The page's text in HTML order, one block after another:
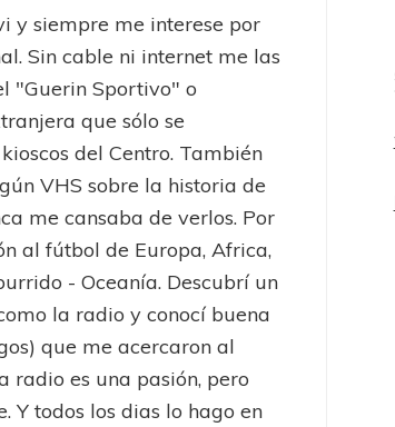
y siempre me interese por
Sin cable ni internet me las
"Guerin Sportivo" o
que sólo se
del Centro. También
VHS sobre la historia de
me cansaba de verlos. Por
al fútbol de Europa, Africa,
- Oceanía. Descubrí un
la radio y conocí buena
que me acercaron al
radio es una pasión, pero
Y todos los dias lo hago en